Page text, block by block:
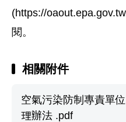
(https://
閱。
相關附件
空氣污染防制專責單
理辦法 .pdf